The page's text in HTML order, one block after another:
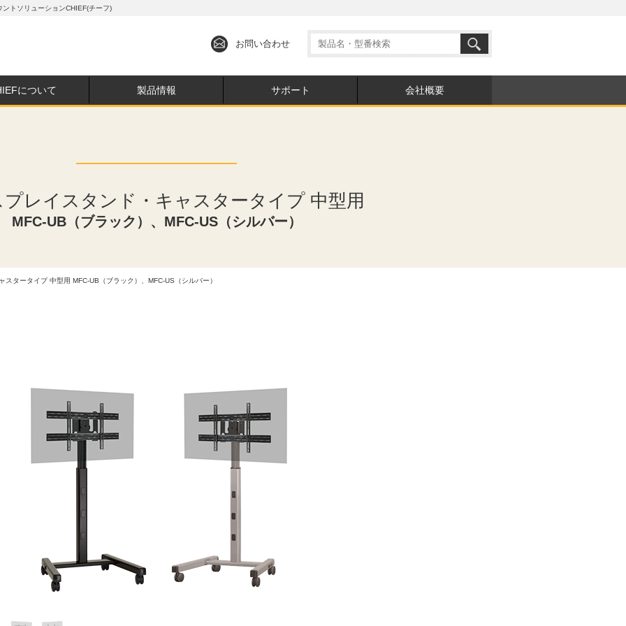
トソリューションCHIEF(チーフ)
お問い合わせ
について 製品情報 サポート 会社概要
レイスタンド・キャスタータイプ 中型用
MFC-UB（ブラック）、MFC-US（シルバー）
スタータイプ 中型用 MFC-UB（ブラック）、MFC-US（シルバー）